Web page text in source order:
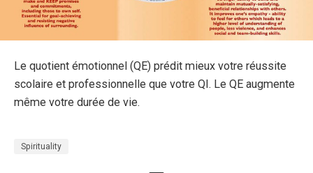
Le quotient émotionnel (QE) prédit mieux votre réussite
scolaire et professionnelle que votre QI. Le QE augmente
même votre durée de vie.
Spirituality